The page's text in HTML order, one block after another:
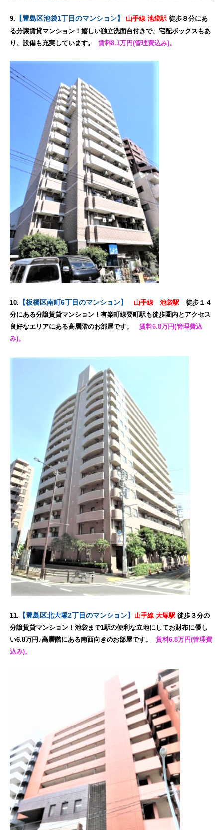
9. 【豊島区池袋1丁目のマンション】 山手線 池袋駅 徒歩８分にあ
る分譲賃貸マンション！嬉しい独立洗面台付きで、宅配ボックスもあ
り、設備も充実しています。
賃料8.1万円(管理費込み)。
10. 【板橋区南町6丁目のマンション】 山手線 池袋駅 徒歩１４
分にある分譲賃貸マンション！有楽町線要町駅も徒歩圏内とアクセス
良好なエリアにある高層階のお部屋です。 賃料6.8万円(管理費込
み)。
11. 【豊島区北大塚2丁目のマンション】 山手線 大塚駅 徒歩３分の
分譲賃貸マンション！池袋まで1駅の便利な立地にしてお財布に優し
い6.8万円♪高層階にある南西向きのお部屋です。 賃料6.8万円(管理費
込み)。